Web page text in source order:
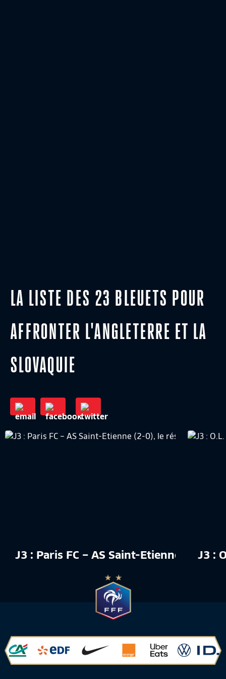
LA LISTE DES 23 BLEUETS POUR
AFFRONTER L'ANGLETERRE ET LA
SLOVAQUIE
J3 : Paris FC – AS Saint-Etienne (2-0),
J3 :